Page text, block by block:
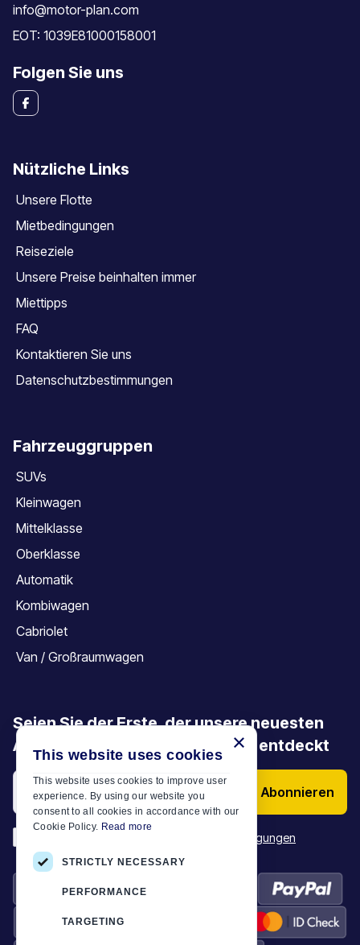
info@motor-plan.com
EOT: 1039E81000158001
Folgen Sie uns
Nützliche Links
Unsere Flotte
Mietbedingungen
Reiseziele
Unsere Preise beinhalten immer
Miettipps
FAQ
Kontaktieren Sie uns
Datenschutzbestimmungen
Fahrzeuggruppen
SUVs
Kleinwagen
Mittelklasse
Oberklasse
Automatik
Kombiwagen
Cabriolet
Van / Großraumwagen
Seien Sie der Erste, der unsere neuesten
Angebote, Aktionen und Artikel entdeckt
Abonnieren
Allgemeinen Geschäftsbedingungen
×
This website uses cookies
This website uses cookies to improve user
experience. By using our website you
consent to all cookies in accordance with our
Cookie Policy. Read more
STRICTLY NECESSARY
PERFORMANCE
TARGETING